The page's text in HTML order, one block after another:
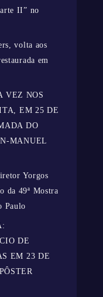
II” no
volta aos
em
VEZ NOS
EM 25 DE
DO
MANUEL
Yorgos
da 49ª Mostra
Paulo
DE
EM 23 DE